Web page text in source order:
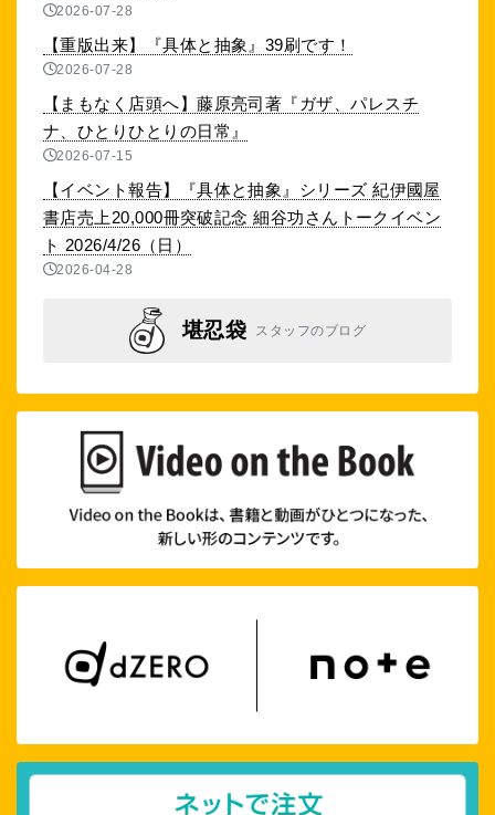
2026-07-28
【重版出来】『具体と抽象』39刷です！
2026-07-28
【まもなく店頭へ】藤原亮司著『ガザ、パレスチ
ナ、ひとりひとりの日常』
2026-07-15
【イベント報告】『具体と抽象』シリーズ 紀伊國屋
書店売上20,000冊突破記念 細谷功さんトークイベン
ト 2026/4/26（日）
2026-04-28
堪忍袋 スタッフのブログ